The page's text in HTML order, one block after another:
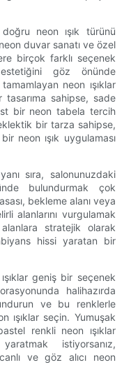
neon ışık türünü
duvar sanatı ve özel
birçok farklı seçenek
göz önünde
neon ışıklar
sahipse, sade
bir neon tabela tercih
bir tarza sahipse,
neon ışık uygulaması
sıra, salonunuzdaki
bulundurmak çok
bekleme alanı veya
alanlarını vurgulamak
alanlara stratejik olarak
hissi yaratan bir
geniş bir seçenek
halihazırda
ve bu renklerle
ışıklar seçin. Yumuşak
renkli neon ışıklar
istiyorsanız,
ve göz alıcı neon